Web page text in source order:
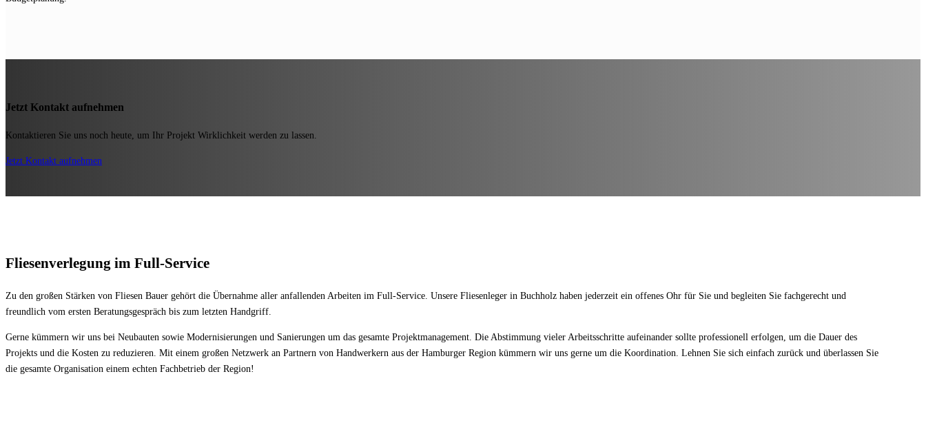
Jetzt Kontakt aufnehmen
Kontaktieren Sie uns noch heute, um Ihr Projekt Wirklichkeit werden zu lassen.
Jetzt Kontakt aufnehmen
Fliesenverlegung im Full-Service
Zu den großen Stärken von Fliesen Bauer gehört die Übernahme aller anfallenden Arbeiten im Full-Service. Unsere Fliesenleger in Buchholz haben jederzeit ein offenes Ohr für Sie und begleiten Sie fachgerecht und
freundlich vom ersten Beratungsgespräch bis zum letzten Handgriff.
Gerne kümmern wir uns bei Neubauten sowie Modernisierungen und Sanierungen um das gesamte Projektmanagement. Die Abstimmung vieler Arbeitsschritte aufeinander sollte professionell erfolgen, um die Dauer des
Projekts und die Kosten zu reduzieren. Mit einem großen Netzwerk an Partnern von Handwerkern aus der Hamburger Region kümmern wir uns gerne um die Koordination. Lehnen Sie sich einfach zurück und überlassen Sie
die gesamte Organisation einem echten Fachbetrieb der Region!